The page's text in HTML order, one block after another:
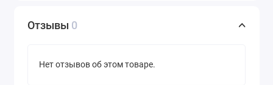
Отзывы 0
Нет отзывов об этом товаре.